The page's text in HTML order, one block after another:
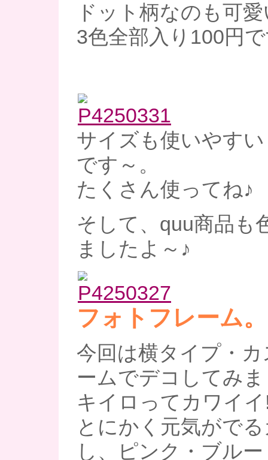
ドット柄なのも可
3色全部入り100円
サイズも使いやす
です～。
たくさん使ってね♪
そして、quu商品も
ましたよ～♪
フォトフレーム。
今回は横タイプ・
ームでデコしてみ
キイロってカワイ
とにかく元気がで
し、ピンク・ブル